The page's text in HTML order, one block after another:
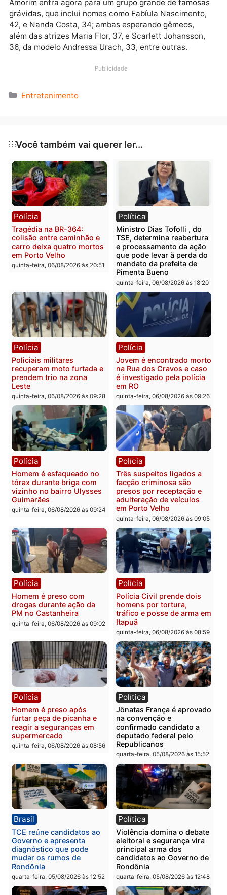
deixar a carreira como advogada. “Depois do BBB eu
pude explorar mais o meu lado comunicativo. Além
programa ter aberto essa oportunidade de trabalho
com a Internet, também me mostrou para a Globo”,
disse recentemente ao site F5.
grávidas, que inclui nomes como Fabíula
Categorias
Entretenimento
Você também vai querer ler...
Polícia
Tragédia na BR-364:
colisão entre caminhão e
carro deixa quatro mortos
em Porto Velho
quinta-feira, 06/08/2026 às 20:51
Política
Ministro Dias Tofolli , do
TSE, determina
e processamento da
que pode levar à perda
mandato da prefeita de
Pimenta Bueno
quinta-feira, 06/08/2026 às
Polícia
Policiais militares
recuperam moto furtada e
prendem trio na zona
Leste
quinta-feira, 06/08/2026 às 09:28
Polícia
Jovem é encontrado
na Rua dos Cravos e
é investigado pela
em RO
quinta-feira, 06/08/2026 às
Polícia
Homem é esfaqueado no
tórax durante briga com
vizinho no bairro Ulysses
quinta-feira, 06/08/2026 às 09:24
Polícia
Três suspeitos ligados a
facção criminosa são
presos por receptação e
adulteração de veículos
em Porto Velho
quinta-feira, 06/08/2026 às
Polícia
Homem é preso com
drogas durante ação da
quinta-feira, 06/08/2026 às 09:02
Polícia
Polícia Civil prende dois
homens por tortura,
tráfico e posse de arma
Itapuã
quinta-feira, 06/08/2026 às
Polícia
Homem é preso após
furtar peça de picanha e
reagir a seguranças em
Política
Jônatas França é
na convenção e
confirmado candidato a